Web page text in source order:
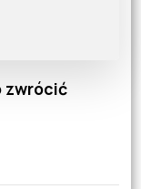
zwrócić